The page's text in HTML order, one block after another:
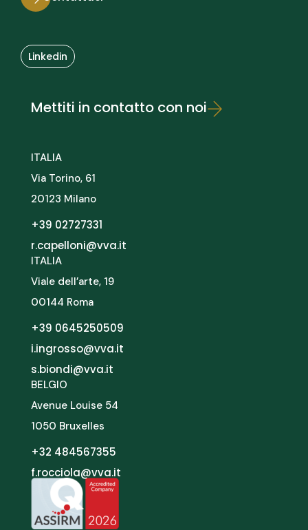
Linkedin
Mettiti in contatto con noi
ITALIA
Via Torino, 61
20123 Milano
+39 02727331
r.capelloni@vva.it
ITALIA
Viale dell’arte, 19
00144 Roma
+39 0645250509
i.ingrosso@vva.it
s.biondi@vva.it
BELGIO
Avenue Louise 54
1050 Bruxelles
+32 484567355
f.rocciola@vva.it